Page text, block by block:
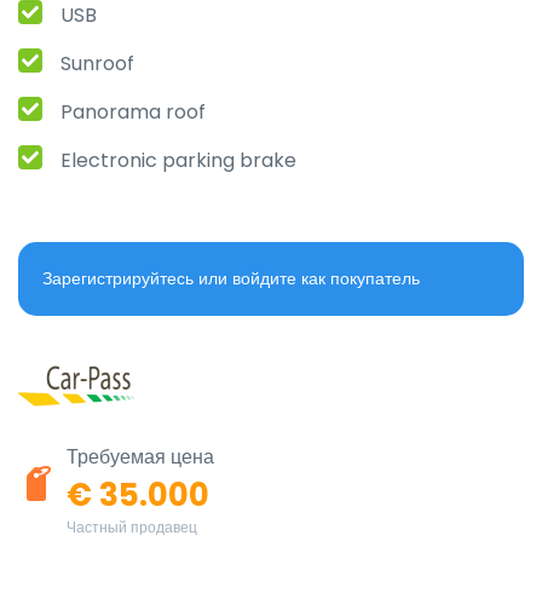
USB
Sunroof
Panorama roof
Electronic parking brake
Зарегистрируйтесь или войдите как покупатель
Требуемая цена
€ 35.000
Частный продавец